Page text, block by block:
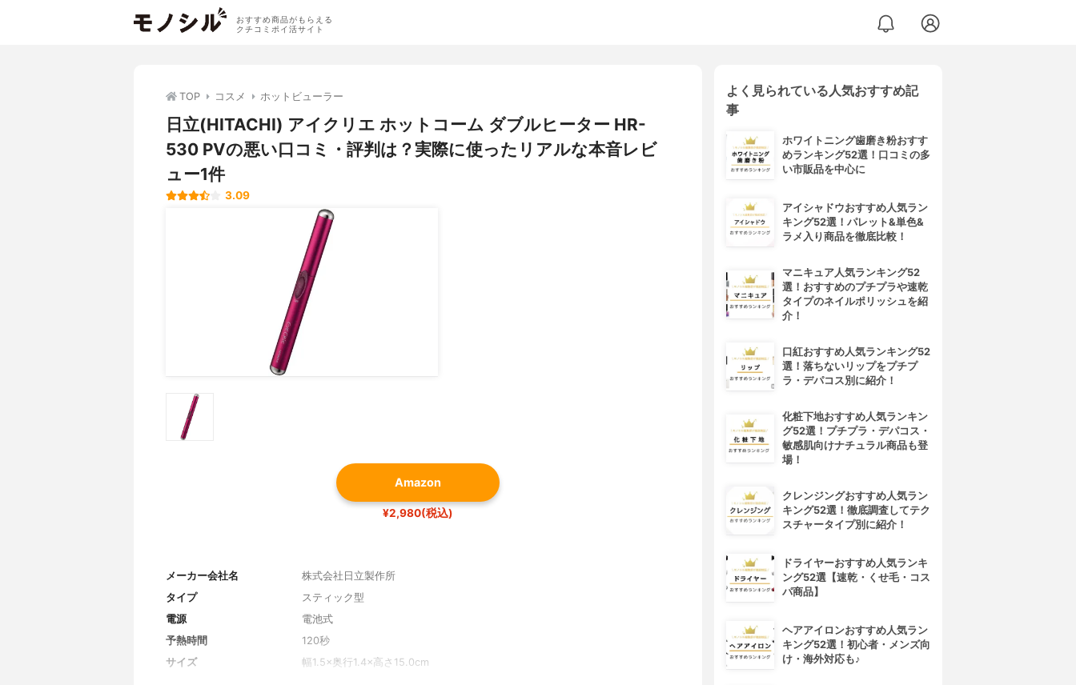
おすすめ商品がもらえる
クチコミポイ活サイト
TOP コスメ ホットビューラー
日立(HITACHI) アイクリエ ホットコーム ダブルヒーター HR-
530 PVの悪い口コミ・評判は？実際に使ったリアルな本音レビ
ュー1件
3.09
Amazon
¥2,980(税込)
メーカー会社名
株式会社日立製作所
タイプ
スティック型
電源
電池式
予熱時間
120秒
サイズ
幅1.5×奥行1.4×高さ15.0cm
よく見られている人気おすすめ記
事
ホワイトニング歯磨き粉おすす
めランキング52選！口コミの多
い市販品を中心に
アイシャドウおすすめ人気ラン
キング52選！パレット&単色&
ラメ入り商品を徹底比較！
マニキュア人気ランキング52
選！おすすめのプチプラや速乾
タイプのネイルポリッシュを紹
介！
口紅おすすめ人気ランキング52
選！落ちないリップをプチプ
ラ・デパコス別に紹介！
化粧下地おすすめ人気ランキン
グ52選！プチプラ・デパコス・
敏感肌向けナチュラル商品も登
場！
クレンジングおすすめ人気ラン
キング52選！徹底調査してテク
スチャータイプ別に紹介！
ドライヤーおすすめ人気ランキ
ング52選【速乾・くせ毛・コス
パ商品】
ヘアアイロンおすすめ人気ラン
キング52選！初心者・メンズ向
け・海外対応も♪